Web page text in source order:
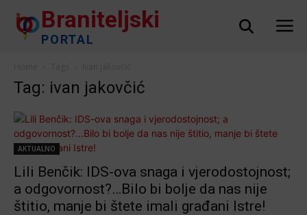
Braniteljski
PORTAL
Tag: ivan jakovčić
AKTUALNO
Lili Benčik: IDS-ova snaga i vjerodostojnost;
a odgovornost?…Bilo bi bolje da nas nije
štitio, manje bi štete imali građani Istre!